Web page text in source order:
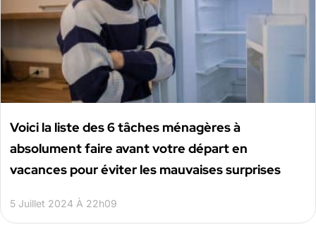
Voici la liste des 6 tâches ménagères à
absolument faire avant votre départ en
vacances pour éviter les mauvaises surprises
5 Juillet 2024 À 22h09